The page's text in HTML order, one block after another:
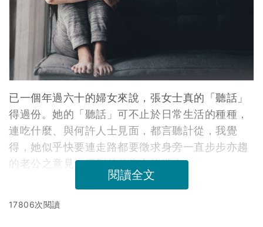
已一個年過六十的婦女來說，張女士真的「聽話」
得過份。她的「聽話」可不止於日常生活的種種，
連吃什麼、與何許人士見面，都言聽計從，我覺
得，她似乎快要連走路都要徵求身旁一直步步亦趨
的老公之意見，得到其首肯方能邁步。
閱讀全文
17806次閱讀